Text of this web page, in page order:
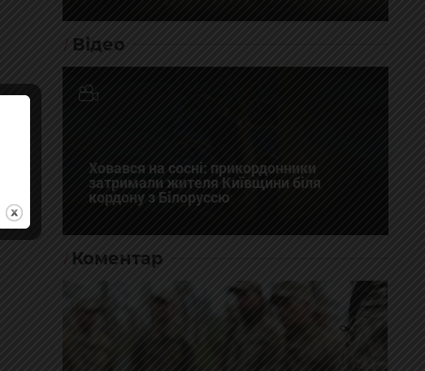
Відео
Ховався на сосні: прикордонники
затримали жителя Київщини біля
кордону з Білоруссю
Коментар